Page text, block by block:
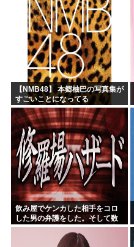
【NMB48】 本郷柚巴の写真集が
すごいことになってる
飲み屋でケンカした相手をコロ
した男の弁護をした。そして数
年後、因果応報を思わせる出来